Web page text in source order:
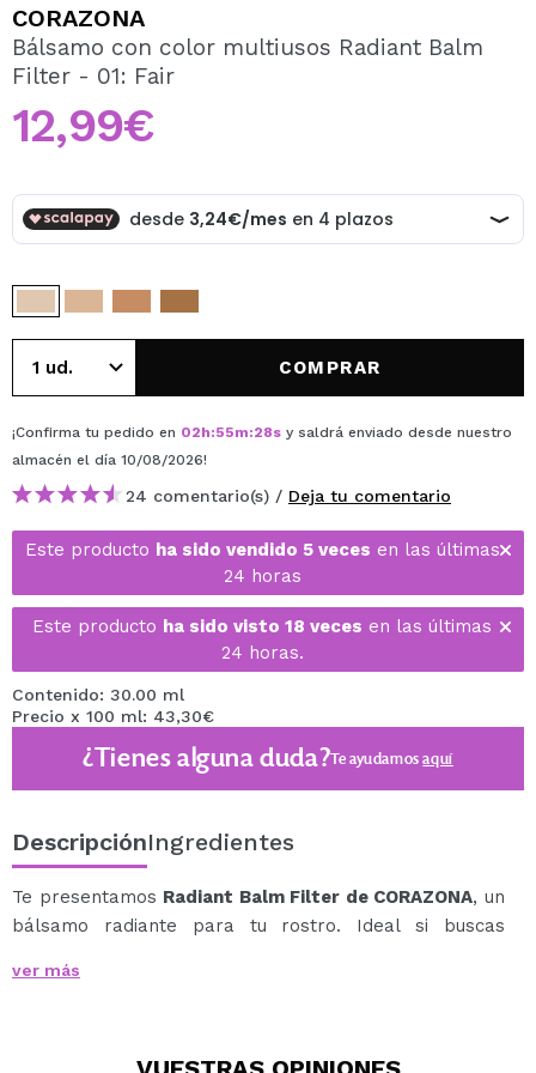
Al crear una cuenta en Maquillalia.com podrás realizar
tus compras rápidamente, revisar el estado de tus
CORAZONA
Bálsamo con color multiusos Radiant Balm
Filter - 01: Fair
12,99€
COMPRAR
¡Confirma tu pedido en 02h:55m:28s y saldrá enviado desde nuestro
almacén el día 10/08/2026!
24 comentario(s) / Deja tu comentario
Este producto ha sido vendido 5 veces en las últimas
24 horas
Este producto ha sido visto 18 veces en las últimas
24 horas.
Contenido: 30.00 ml
Precio x 100 ml: 43,30€
¿Tienes alguna duda?Te ayudamosaquí
DescripciónIngredientes
Te presentamos Radiant Balm Filter de CORAZONA, un
bálsamo radiante para tu rostro. Ideal si buscas
uniformidad e hidratación.
ver más